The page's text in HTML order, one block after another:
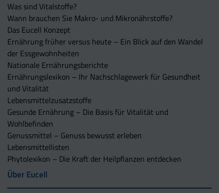
Was sind Vitalstoffe?
Wann brauchen Sie Makro- und Mikronährstoffe?
Das Eucell Konzept
Ernährung früher versus heute – Ein Blick auf den Wandel
der Essgewohnheiten
Nationale Ernährungsberichte
Ernährungslexikon – Ihr Nachschlagewerk für Gesundheit
und Vitalität
Lebensmittelzusatzstoffe
Gesunde Ernährung – Die Basis für Vitalität und
Wohlbefinden
Genussmittel – Genuss bewusst erleben
Lebensmittellisten
Phytolexikon – Die Kraft der Heilpflanzen entdecken
Über Eucell